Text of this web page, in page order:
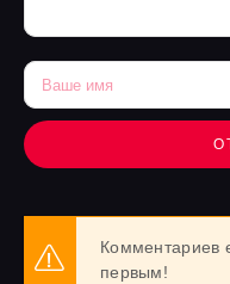
Комментариев
первым!